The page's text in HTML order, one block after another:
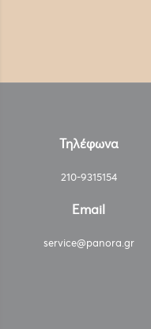
Τηλέφωνα
210-9315154
Email
service@panora.gr